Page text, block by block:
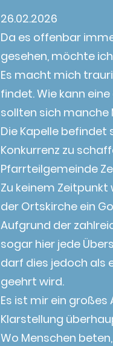
26.02.2026
Da es offenbar
gesehen, möchte
Es macht mich
findet. Wie kann
sollten sich manche
Die Kapelle
Konkurrenz zu
Pfarrteilgemeinde
Zu keinem
der Ortskirche ein
Aufgrund der
sogar hier jede
darf dies jedoch als
geehrt wird.
Es ist mir ein
Klarstellung
Wo Menschen